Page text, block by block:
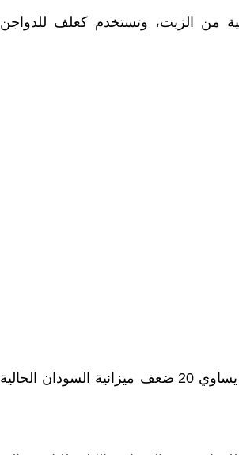
من الزيت، وتستخدم كعلف للدواجن
وهذه عائدات ثلاثة محاصيل زراعية، وهذا الأمر في غاية البساطة وبأقل التكاليف، والذي يساوي 20 ضعف ميزانية السودان الحالية